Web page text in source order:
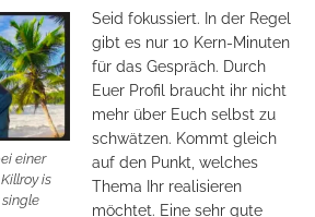
einer
is
Seid fokussiert. In der Regel
gibt es nur 10 Kern-Minuten
für das Gespräch. Durch
Euer Profil braucht ihr nicht
mehr über Euch selbst zu
schwätzen. Kommt gleich
auf den Punkt, welches
Thema Ihr realisieren
möchtet. Eine sehr gute